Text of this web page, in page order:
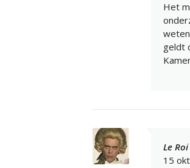
Het
geldt
Le
15